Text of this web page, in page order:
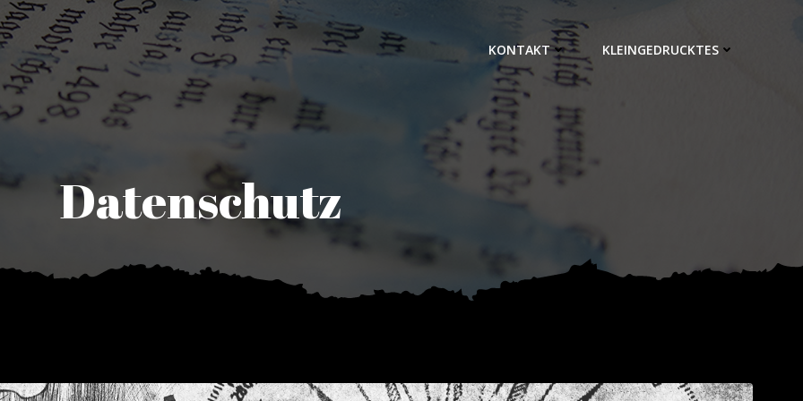
KONTAKT KLEINGEDRUCKTES
Datenschutz